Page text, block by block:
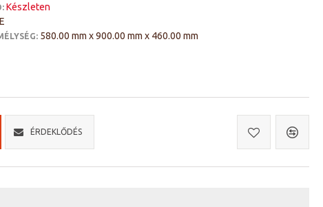
Készleten
580.00 mm x 900.00 mm x 460.00 mm
ÉRDEKLŐDÉS